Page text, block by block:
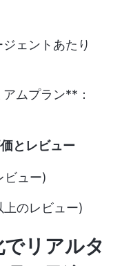
ジェントあたり
アムプラン**：
とレビュー
ビュー)
のレビュー)
リアルタ